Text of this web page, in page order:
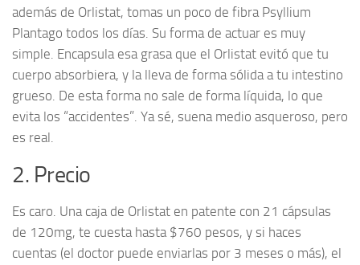
además de Orlistat, tomas un poco de fibra Psyllium
Plantago todos los días. Su forma de actuar es muy
simple. Encapsula esa grasa que el Orlistat evitó que tu
cuerpo absorbiera, y la lleva de forma sólida a tu intestino
grueso. De esta forma no sale de forma líquida, lo que
evita los “accidentes”. Ya sé, suena medio asqueroso, pero
es real.
2. Precio
Es caro. Una caja de Orlistat en patente con 21 cápsulas
de 120mg, te cuesta hasta $760 pesos, y si haces
cuentas (el doctor puede enviarlas por 3 meses o más), el